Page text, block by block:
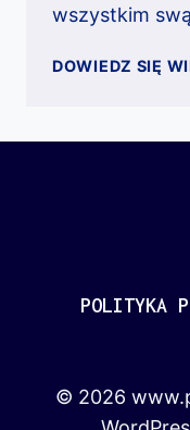
wszystkim
DOWIEDZ SIĘ
POLITYKA
© 2026